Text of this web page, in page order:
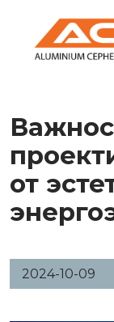
от
2024-10-09